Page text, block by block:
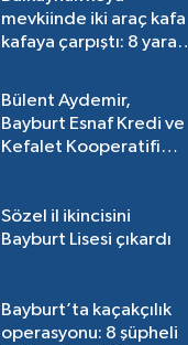
mevkiinde iki araç kafa
kafaya çarpıştı: 8 yaralı
Bülent Aydemir,
Bayburt Esnaf Kredi ve
Kefalet Kooperatifi
Sözel il ikincisini
Bayburt Lisesi çıkardı
Bayburt’ta kaçakçılık
operasyonu: 8 şüpheli